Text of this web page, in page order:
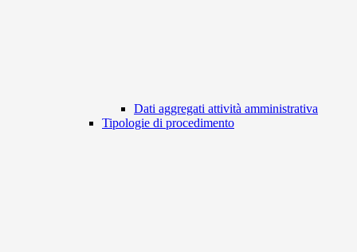
Dati aggregati attività amministrativa
Tipologie di procedimento